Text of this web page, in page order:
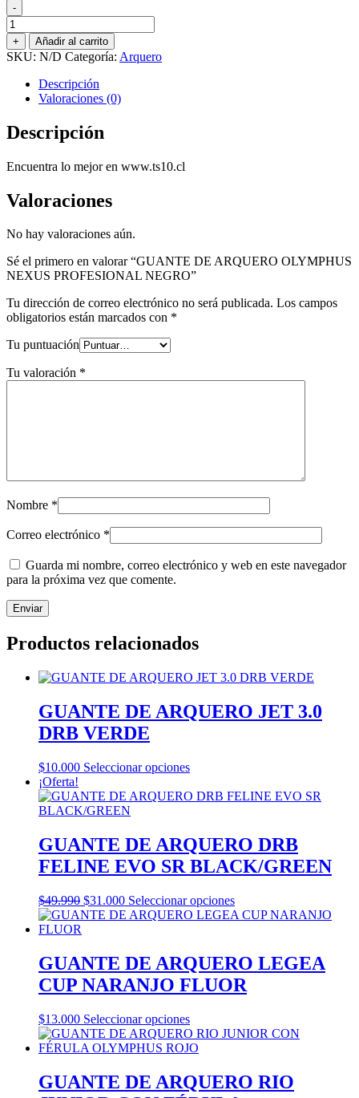
-
GUANTE
DE
ARQUERO
OLYMPHUS
NEXUS
PROFESIONAL
NEGRO
cantidad
+ Añadir al carrito
SKU: N/D Categoría: Arquero
Descripción
Valoraciones (0)
Descripción
Encuentra lo mejor en www.ts10.cl
Valoraciones
No hay valoraciones aún.
Sé el primero en valorar “GUANTE DE ARQUERO OLYMPHUS
NEXUS PROFESIONAL NEGRO”
Tu dirección de correo electrónico no será publicada. Los campos
obligatorios están marcados con *
Tu puntuación
Tu valoración *
Nombre *
Correo electrónico *
Guarda mi nombre, correo electrónico y web en este navegador
para la próxima vez que comente.
Productos relacionados
GUANTE DE ARQUERO JET 3.0
DRB VERDE
$10.000 Seleccionar opcionesEste
tiene
Las
opciones
se
elegir
en
la
de
producto
¡Oferta!
GUANTE DE ARQUERO DRB
FELINE EVO SR BLACK/GREEN
$49.990 El
precio
$49.990.
$31.000El
precio
$31.000.
Seleccionar opcionesEste
producto
variantes.
Las
opciones
elegir
en
página
de
GUANTE DE ARQUERO LEGEA
CUP NARANJO FLUOR
$13.000 Seleccionar opcionesEste
producto
tiene
variantes.
Las
GUANTE DE ARQUERO RIO